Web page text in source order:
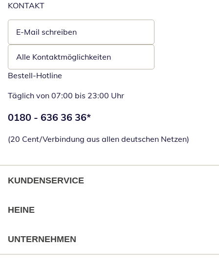
KONTAKT
E-Mail schreiben
Öffnet E-Mail-Client
Alle Kontaktmöglichkeiten
Bestell-Hotline
Täglich von 07:00 bis 23:00 Uhr
Telefonnummer:
0180 - 636 36 36*
(20 Cent/Verbindung aus allen deutschen Netzen)
KUNDENSERVICE
HEINE
UNTERNEHMEN